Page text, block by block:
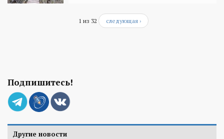
1 из 32 следующая ›
Подпишитесь!
Другие новости